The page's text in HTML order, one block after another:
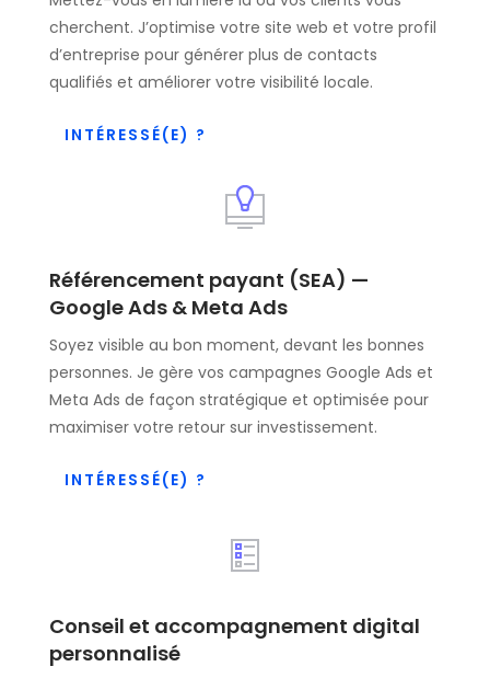
cherchent. J’optimise votre site web et votre profil
d’entreprise pour générer plus de contacts
qualifiés et améliorer votre visibilité locale.
INTÉRESSÉ(E) ?
Référencement payant (SEA) —
Google Ads & Meta Ads
Soyez visible au bon moment, devant les bonnes
personnes. Je gère vos campagnes Google Ads et
Meta Ads de façon stratégique et optimisée pour
maximiser votre retour sur investissement.
INTÉRESSÉ(E) ?
Conseil et accompagnement digital
personnalisé